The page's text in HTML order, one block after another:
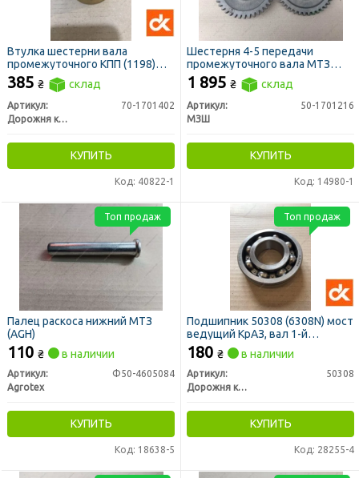
Втулка шестерни вала
промежуточного КПП (1198)
МТЗ (ДК)
385 ₴ склад
Артикул:
70-1701402
Дорожня карта
КУПИТЬ
Код: 40822-1
Шестерня 4-5 передачи
промежуточного вала МТЗ
z=40 (МЗШ)
1 895 ₴ склад
Артикул:
50-1701216
МЗШ
КУПИТЬ
Код: 14980-1
Палец раскоса нижний МТЗ
(AGH)
110 ₴ в наличии
Артикул:
Ф50-4605084
Agrotex
КУПИТЬ
Код: 18638-5
Топ продаж
Подшипник 50308 (6308N) мост
ведущий КрАЗ, вал 1-й
передачи КПП, ВОМ МТЗ <ДК>
180 ₴ в наличии
Артикул:
50308
Дорожня карта
КУПИТЬ
Код: 28255-4
Топ продаж